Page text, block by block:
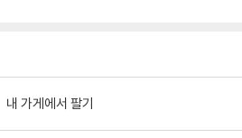
내 가게에서 팔기